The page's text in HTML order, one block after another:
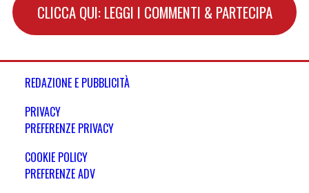
CLICCA QUI: LEGGI I COMMENTI & PARTECIPA
REDAZIONE E PUBBLICITÀ
PRIVACY
PREFERENZE PRIVACY
COOKIE POLICY
PREFERENZE ADV